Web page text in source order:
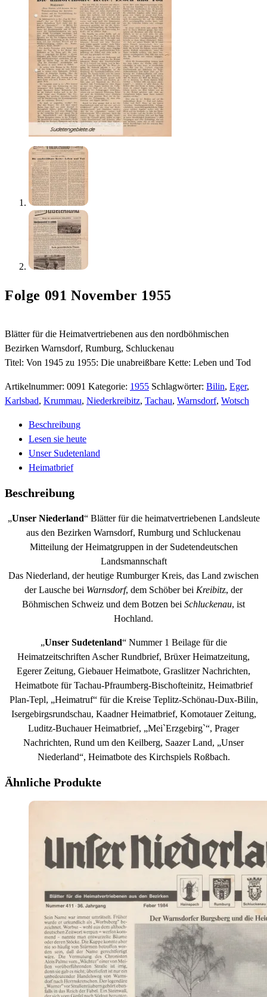
Folge 091 November 1955
Blätter für die Heimatvertriebenen aus den nordböhmischen
Bezirken Warnsdorf, Rumburg, Schluckenau
Titel: Von 1945 zu 1955: Die unabreißbare Kette: Leben und Tod
Artikelnummer: 0091 Kategorie: 1955 Schlagwörter: Bilin, Eger,
Karlsbad, Krummau, Niederkreibitz, Tachau, Warnsdorf, Wotsch
Beschreibung
Lesen sie heute
Unser Sudetenland
Heimatbrief
Beschreibung
„Unser Niederland“ Blätter für die heimatvertriebenen Landsleute
aus den Bezirken Warnsdorf, Rumburg und Schluckenau
Mitteilung der Heimatgruppen in der Sudetendeutschen
Landsmannschaft
Das Niederland, der heutige Rumburger Kreis, das Land zwischen
der Lausche bei Warnsdorf, dem Schöber bei Kreibitz, der
Böhmischen Schweiz und dem Botzen bei Schluckenau, ist
Hochland.
„Unser Sudetenland“ Nummer 1 Beilage für die
Heimatzeitschriften Ascher Rundbrief, Brüxer Heimatzeitung,
Egerer Zeitung, Giebauer Heimatbote, Graslitzer Nachrichten,
Heimatbote für Tachau-Pfraumberg-Bischofteinitz, Heimatbrief
Plan-Tepl, „Heimatruf“ für die Kreise Teplitz-Schönau-Dux-Bilin,
Isergebirgsrundschau, Kaadner Heimatbrief, Komotauer Zeitung,
Luditz-Buchauer Heimatbrief, „Mei`Erzgebirg`“, Prager
Nachrichten, Rund um den Keilberg, Saazer Land, „Unser
Niederland“, Heimatbote des Kirchspiels Roßbach.
Ähnliche Produkte